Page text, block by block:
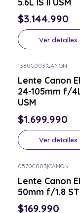
$3.144.990
Ver detalles
1380C003|CANON
Lente Canon
24-105mm f/
USM
$1.699.990
Ver detalles
0570C003|CANON
Lente Canon
50mm f/1.8
$169.990